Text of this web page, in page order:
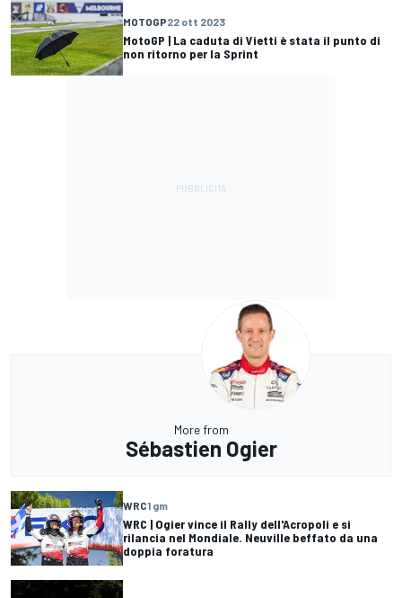
MOTOGP22 ott 2023
MotoGP | La caduta di Vietti è stata il punto di
non ritorno per la Sprint
More from
Sébastien Ogier
WRC1 gm
WRC | Ogier vince il Rally dell'Acropoli e si
rilancia nel Mondiale. Neuville beffato da una
doppia foratura